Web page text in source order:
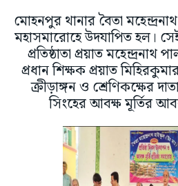
মোহনপুর থানার বৈতা মহেন্দ্রনাথ
মহাসমারোহে উদযাপিত হল।
প্রতিষ্ঠাতা প্রয়াত মহেন্দ্রনাথ
প্রধান শিক্ষক প্রয়াত
ক্রীড়াঙ্গন ও শ্রেণিকক্ষের
সিংহের আবক্ষ মূর্তির